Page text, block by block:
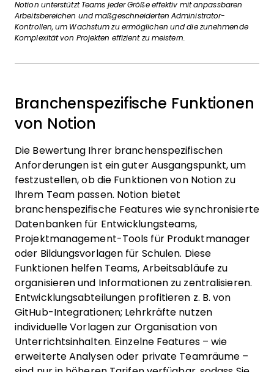
Notion unterstützt Teams jeder Größe effektiv mit anpassbaren
Arbeitsbereichen und maßgeschneiderten Administrator-
Kontrollen, um Wachstum zu ermöglichen und die zunehmende
Komplexität von Projekten effizient zu meistern.
Branchenspezifische Funktionen
von Notion
Die Bewertung Ihrer branchenspezifischen
Anforderungen ist ein guter Ausgangspunkt, um
festzustellen, ob die Funktionen von Notion zu
Ihrem Team passen. Notion bietet
branchenspezifische Features wie synchronisierte
Datenbanken für Entwicklungsteams,
Projektmanagement-Tools für Produktmanager
oder Bildungsvorlagen für Schulen. Diese
Funktionen helfen Teams, Arbeitsabläufe zu
organisieren und Informationen zu zentralisieren.
Entwicklungsabteilungen profitieren z. B. von
GitHub-Integrationen; Lehrkräfte nutzen
individuelle Vorlagen zur Organisation von
Unterrichtsinhalten. Einzelne Features – wie
erweiterte Analysen oder private Teamräume –